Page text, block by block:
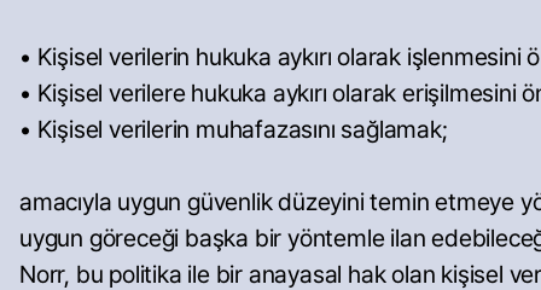
• Kişisel verilerin hukuka aykırı olarak işlenmesini
• Kişisel verilere hukuka aykırı olarak erişilmesini
• Kişisel verilerin muhafazasını sağlamak;
amacıyla uygun güvenlik düzeyini temin etmeye
uygun göreceği başka bir yöntemle ilan
Norr, bu politika ile bir anayasal hak olan kişisel